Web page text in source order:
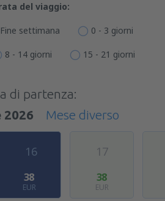
del viaggio:
Fine settimana 0 - 3 giorni
8 - 14 giorni 15 - 21 giorni
di partenza:
2026
Mese diverso
16
38
EUR
17
38
EUR